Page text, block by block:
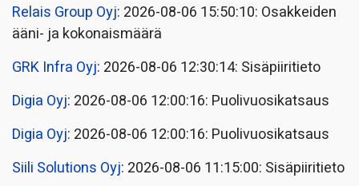
Relais Group Oyj: 2026-08-06 15:50:10: Osakkeiden
ääni- ja kokonaismäärä
GRK Infra Oyj: 2026-08-06 12:30:14: Sisäpiiritieto
Digia Oyj: 2026-08-06 12:00:16: Puolivuosikatsaus
Digia Oyj: 2026-08-06 12:00:16: Puolivuosikatsaus
Siili Solutions Oyj: 2026-08-06 11:15:00: Sisäpiiritieto